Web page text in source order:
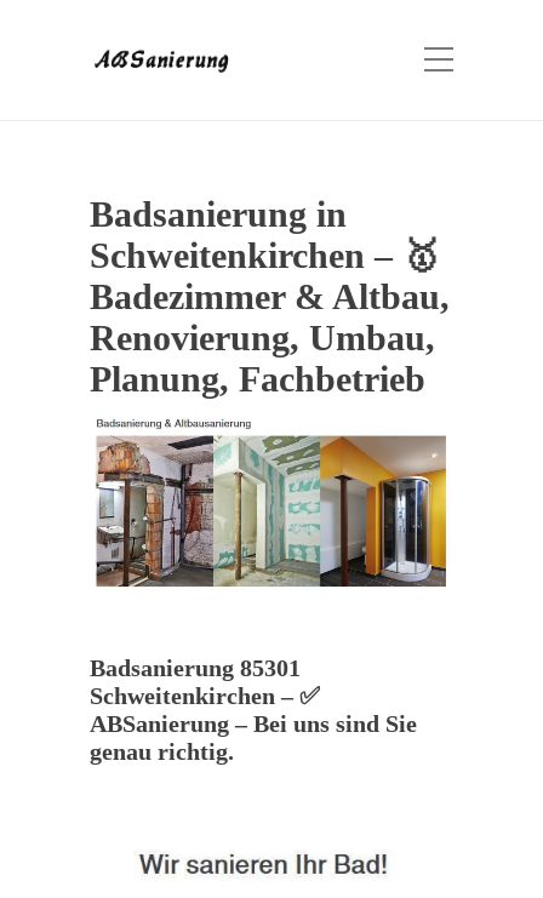
Badsanierung in
Schweitenkirchen – 🥇
Badezimmer & Altbau,
Renovierung, Umbau,
Planung, Fachbetrieb
Badsanierung 85301
Schweitenkirchen – ✅
ABSanierung – Bei uns sind Sie
genau richtig.